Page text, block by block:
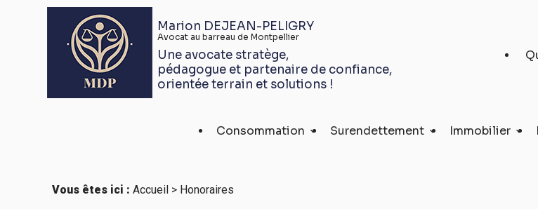
Marion DEJEAN-PELIGRY
Avocat au barreau de Montpellier
Une avocate stratège,
pédagogue et partenaire de confiance,
orientée terrain et solutions !
Consommation Surendettement Immobilier
Vous êtes ici : Accueil > Honoraires
Panneau de gestion des cookies